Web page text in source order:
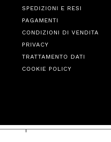
SPEDIZIONI E RESI
PAGAMENTI
CONDIZIONI DI VENDITA
PRIVACY
TRATTAMENTO DATI
COOKIE POLICY